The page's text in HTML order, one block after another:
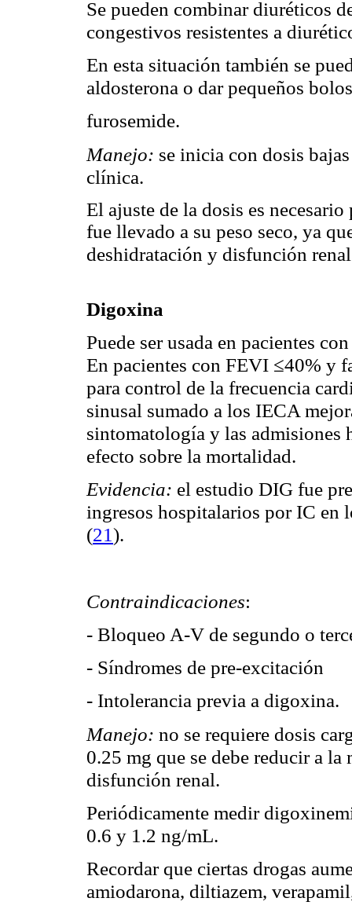
Se pueden combinar diuréticos
congestivos resistentes a
En esta situación también se
aldosterona o dar pequeños
furosemide.
Manejo: se inicia con dosis
clínica.
El ajuste de la dosis es
fue llevado a su peso seco, ya
deshidratación y disfunción
Digoxina
Puede ser usada en pacientes
En pacientes con FEVI ≤40% y
para control de la frecuencia
sinusal sumado a los IECA
sintomatología y las admisiones
efecto sobre la mortalidad.
Evidencia: el estudio DIG fue
ingresos hospitalarios por IC en
(21).
Contraindicaciones:
- Bloqueo A-V de segundo o
- Síndromes de pre-excitación
- Intolerancia previa a digoxina.
Manejo: no se requiere dosis
0.25 mg que se debe reducir a
disfunción renal.
Periódicamente medir
0.6 y 1.2 ng/mL.
Recordar que ciertas drogas
amiodarona, diltiazem,